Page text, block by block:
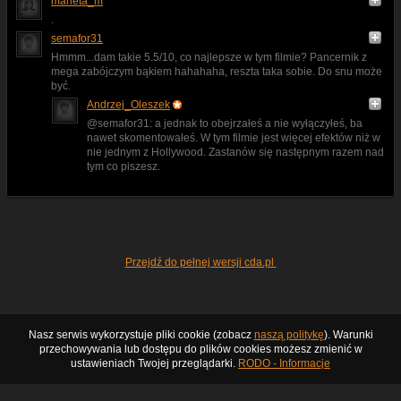
.
semafor31
Hmmm...dam takie 5.5/10, co najlepsze w tym filmie? Pancernik z
mega zabójczym bąkiem hahahaha, reszta taka sobie. Do snu może
być.
Andrzej_Oleszek
@semafor31: a jednak to obejrzałeś a nie wyłączyłeś, ba
nawet skomentowałeś. W tym filmie jest więcej efektów niż w
nie jednym z Hollywood. Zastanów się następnym razem nad
tym co piszesz.
Przejdź do pełnej wersji cda.pl
Nasz serwis wykorzystuje pliki cookie (zobacz naszą politykę). Warunki
przechowywania lub dostępu do plików cookies możesz zmienić w
ustawieniach Twojej przeglądarki. RODO - Informacje